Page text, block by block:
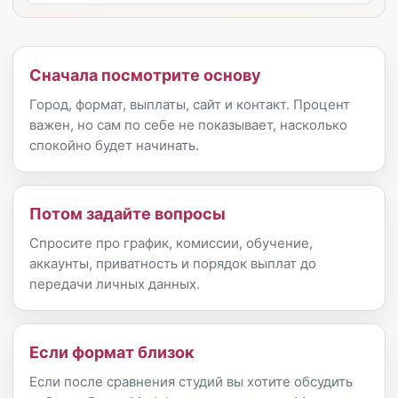
Сначала посмотрите основу
Город, формат, выплаты, сайт и контакт. Процент
важен, но сам по себе не показывает, насколько
спокойно будет начинать.
Потом задайте вопросы
Спросите про график, комиссии, обучение,
аккаунты, приватность и порядок выплат до
передачи личных данных.
Если формат близок
Если после сравнения студий вы хотите обсудить